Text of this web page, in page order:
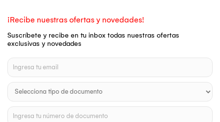
¡Recibe nuestras ofertas y novedades!
Suscríbete y recibe en tu inbox todas nuestras ofertas
exclusivas y novedades